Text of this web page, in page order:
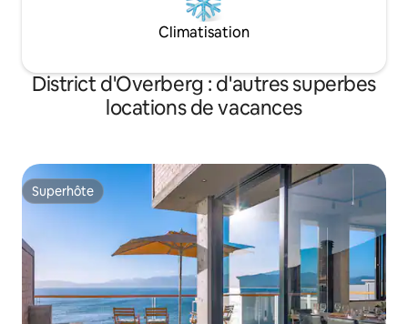
Climatisation
District d'Overberg : d'autres superbes
locations de vacances
Superhôte
Superhôte